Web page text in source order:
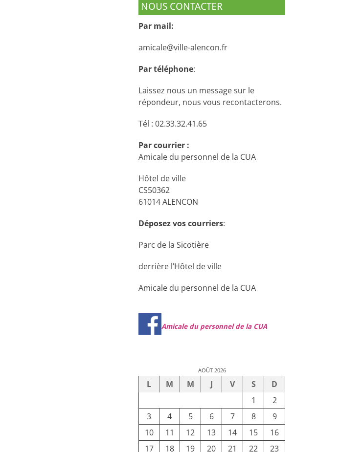
NOUS CONTACTER
Par mail:
amicale@ville-alencon.fr
Par téléphone:
Laissez nous un message sur le
répondeur, nous vous recontacterons.
Tél : 02.33.32.41.65
Par courrier :
Amicale du personnel de la CUA
Hôtel de ville
CS50362
61014 ALENCON
Déposez vos courriers:
Parc de la Sicotière
derrière l’Hôtel de ville
Amicale du personnel de la CUA
Amicale du personnel de la CUA
AOÛT 2026
L M M J V S
D
1
2
3
4 5 6 7 8
9
10
11 12 13 14 15
16
17
18 19 20 21 22 23